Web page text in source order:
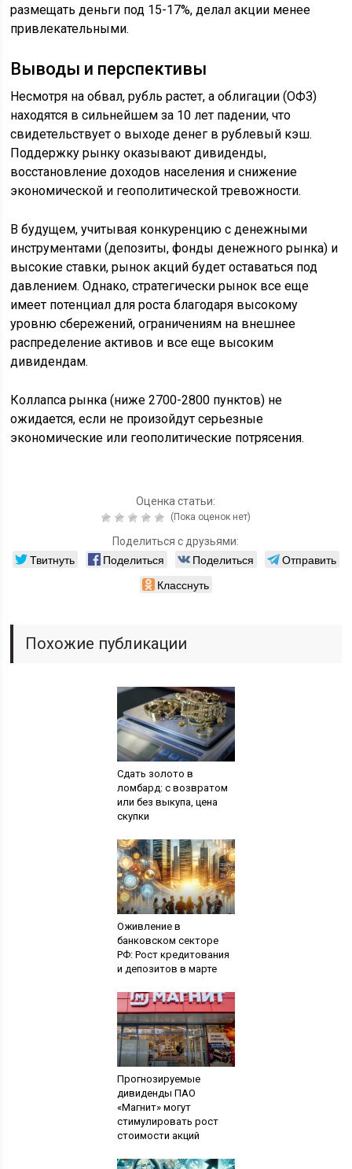
размещать деньги под 15-17%, делал акции менее
привлекательными.
Выводы и перспективы
Несмотря на обвал, рубль растет, а облигации (ОФЗ)
находятся в сильнейшем за 10 лет падении, что
свидетельствует о выходе денег в рублевый кэш.
Поддержку рынку оказывают дивиденды,
восстановление доходов населения и снижение
экономической и геополитической тревожности.
В будущем, учитывая конкуренцию с денежными
инструментами (депозиты, фонды денежного рынка) и
высокие ставки, рынок акций будет оставаться под
давлением. Однако, стратегически рынок все еще
имеет потенциал для роста благодаря высокому
уровню сбережений, ограничениям на внешнее
распределение активов и все еще высоким
дивидендам.
Коллапса рынка (ниже 2700-2800 пунктов) не
ожидается, если не произойдут серьезные
экономические или геополитические потрясения.
Оценка статьи:
(Пока оценок нет)
Поделиться с друзьями:
Твитнуть Поделиться Поделиться
Отправить
Класснуть
Похожие публикации
Сдать золото в
ломбард: с возвратом
или без выкупа, цена
скупки
Оживление в
банковском секторе
РФ: Рост кредитования
и депозитов в марте
Прогнозируемые
дивиденды ПАО
«Магнит» могут
стимулировать рост
стоимости акций